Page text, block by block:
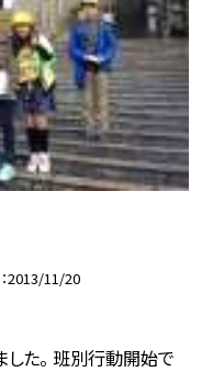
2013/11/20
した。 班別行動開始で